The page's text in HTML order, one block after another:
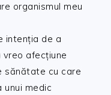
organismul meu
intenția de a
afecțiune
sănătate cu care
medic